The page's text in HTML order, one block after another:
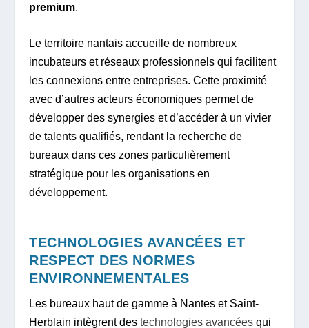
premium.
Le territoire nantais accueille de nombreux
incubateurs et réseaux professionnels qui facilitent
les connexions entre entreprises. Cette proximité
avec d’autres acteurs économiques permet de
développer des synergies et d’accéder à un vivier
de talents qualifiés, rendant la recherche de
bureaux dans ces zones particulièrement
stratégique pour les organisations en
développement.
TECHNOLOGIES AVANCÉES ET
RESPECT DES NORMES
ENVIRONNEMENTALES
Les bureaux haut de gamme à Nantes et Saint-
Herblain intègrent destechnologies avancées qui